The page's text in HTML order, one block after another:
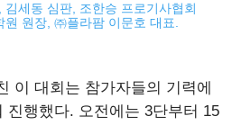
세동 심판, 조한승 프로기사협회
원장, ㈜플라팜 이문호 대표.
이 대회는 참가자들의 기력에
진행했다. 오전에는 3단부터 15